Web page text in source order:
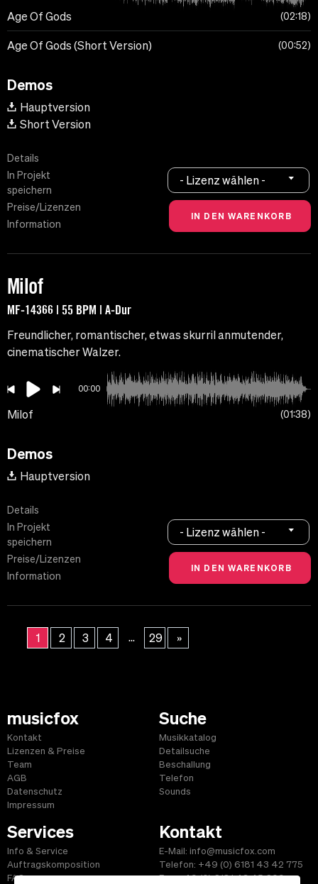
Age Of Gods 02:18
Age Of Gods (Short Version) 00:52
Demos
Hauptversion
Short Version
Details
In Projekt
speichern
Preise/Lizenzen
Information
- Lizenz wählen -
Milof
MF-14366 | 55 BPM | A-Dur
Freundlicher, romantischer, etwas skurril anmutender,
cinematischer Walzer.
00:00
Milof 01:38
Demos
Hauptversion
Details
In Projekt
speichern
Preise/Lizenzen
Information
- Lizenz wählen -
1 2 3 4 ... 29 »
musicfox
Kontakt
Lizenzen & Preise
Team
AGB
Datenschutz
Impressum
Suche
Musikkatalog
Detailsuche
Beschallung
Telefon
Sounds
Services
Info & Service
Auftragskomposition
FAQ
Kontakt
E-Mail: info@musicfox.com
Telefon: +49 (0) 6181 43 42 775
Fax: +49 (0) 6181 43 45 609